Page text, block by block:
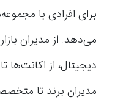
برای افرادی با
می‌دهد. از مدیران
دیجیتال، از اکانت‌ها
مدیران برند تا